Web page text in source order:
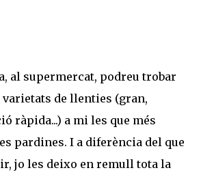
al supermercat, podreu trobar
de llenties (gran,
ràpida...) a mi les que més
pardines. I a diferència del que
jo les deixo en remull tota la